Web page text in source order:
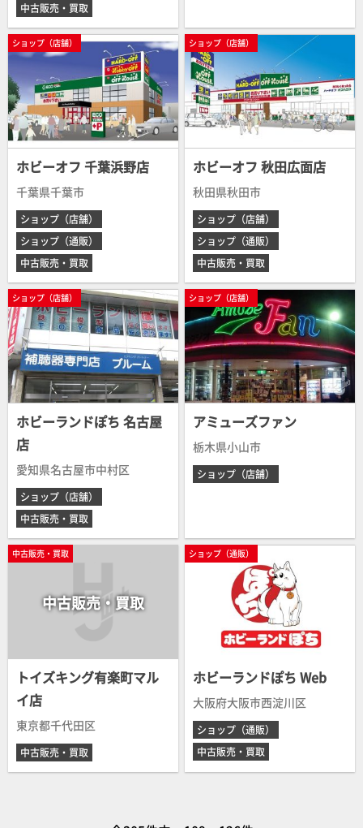
中古販売・買取
ショップ（店舗）
ホビーオフ 千葉浜野店
千葉県千葉市
ショップ（店舗）
ショップ（通販）
中古販売・買取
ショップ（店舗）
ホビーオフ 秋田広面店
秋田県秋田市
ショップ（店舗）
ショップ（通販）
中古販売・買取
ショップ（店舗）
ホビーランドぽち 名古屋
店
愛知県名古屋市中村区
ショップ（店舗）
中古販売・買取
ショップ（店舗）
アミューズファン
栃木県小山市
ショップ（店舗）
中古販売・買取
中古販売・買取
トイズキング有楽町マル
イ店
東京都千代田区
中古販売・買取
ショップ（通販）
ホビーランドぽち Web
大阪府大阪市西淀川区
ショップ（通販）
中古販売・買取